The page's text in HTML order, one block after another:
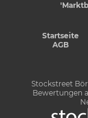
Startseite
AGB
Stockstreet
Bewertungen